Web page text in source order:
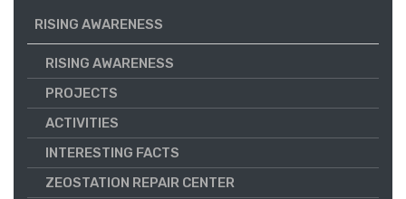
RISING AWARENESS
RISING AWARENESS
PROJECTS
ACTIVITIES
INTERESTING FACTS
ZEOSTATION REPAIR CENTER